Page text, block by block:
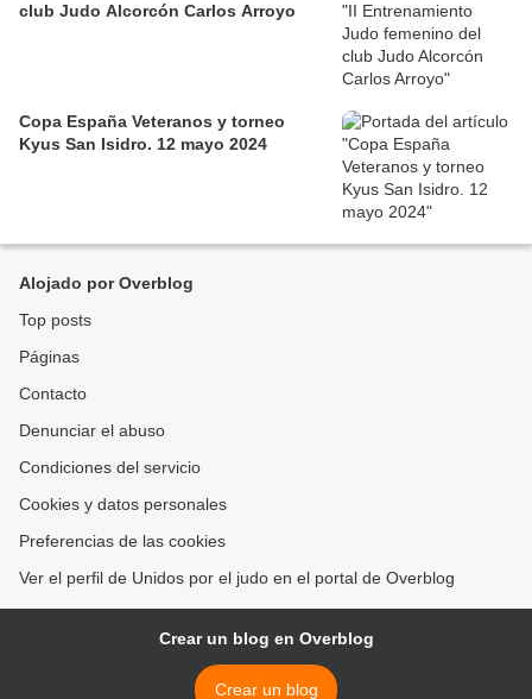
club Judo Alcorcón Carlos Arroyo
Copa España Veteranos y torneo
Kyus San Isidro. 12 mayo 2024
Alojado por Overblog
Top posts
Páginas
Contacto
Denunciar el abuso
Condiciones del servicio
Cookies y datos personales
Preferencias de las cookies
Ver el perfil de Unidos por el judo en el portal de Overblog
Crear un blog en Overblog
Crear un blog